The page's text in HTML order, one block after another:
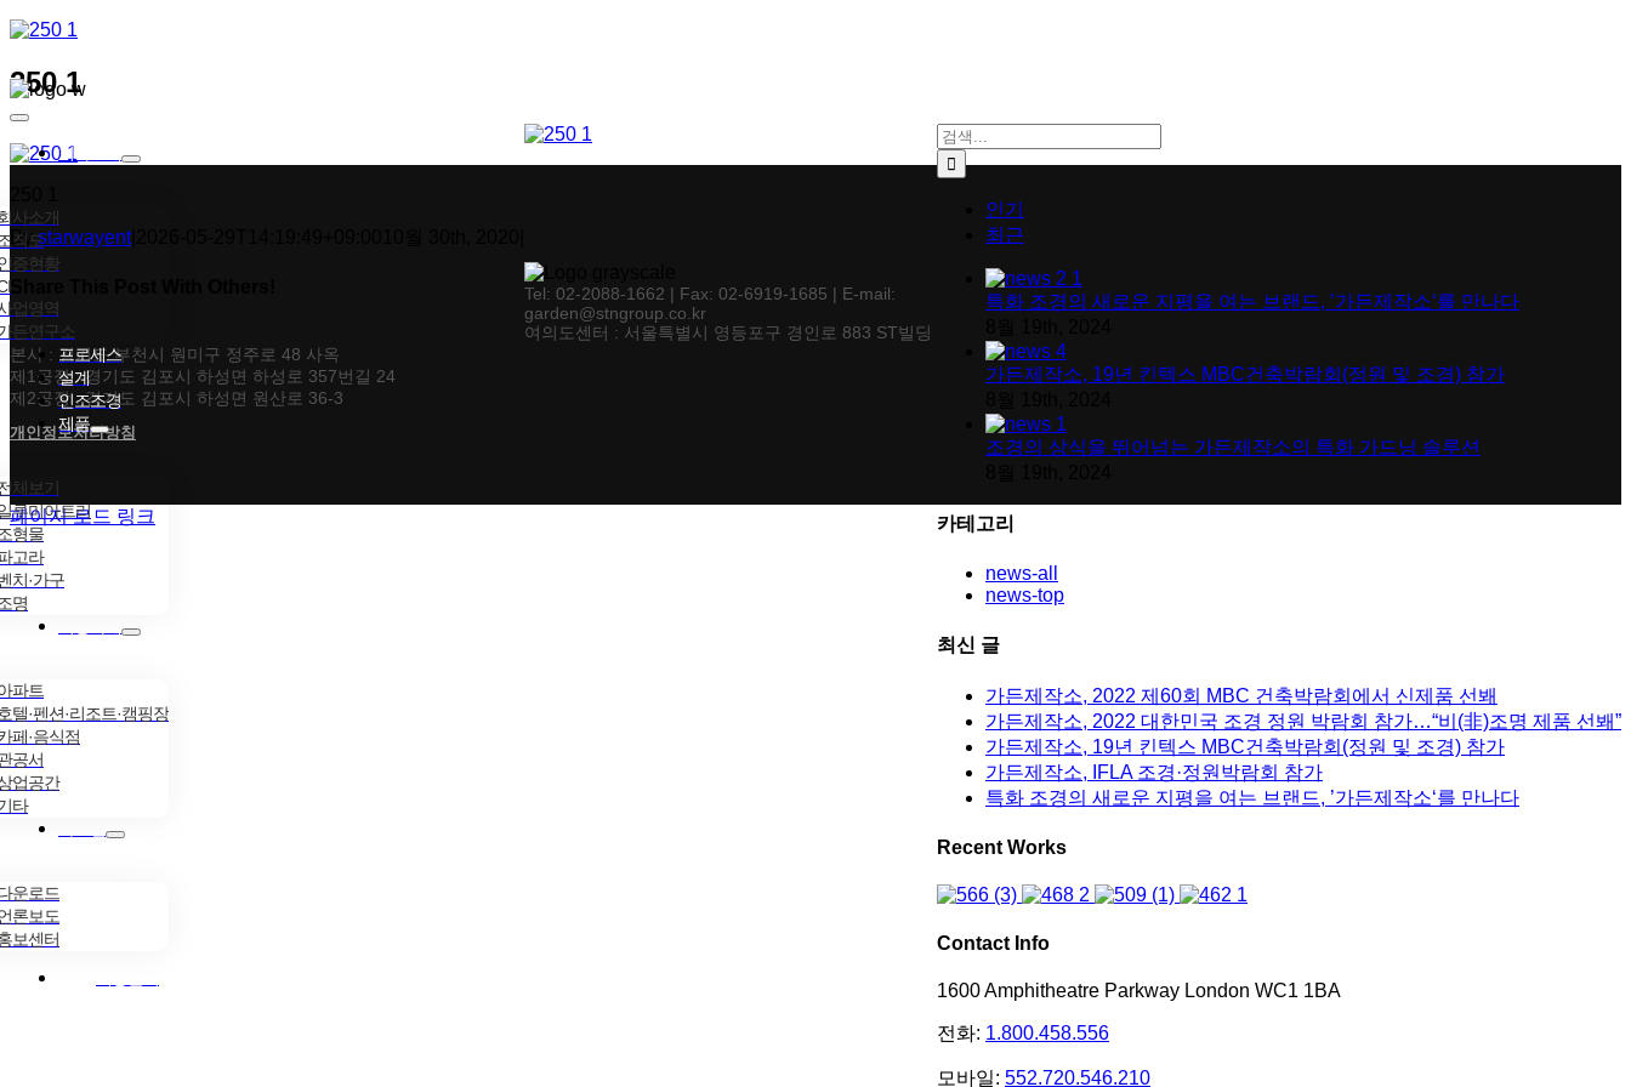
콘텐츠로
Toggle
Navigation회사소개
사소개
직도
증현황
업영역
든연구소
프로세스
설계
인조조경
제품
체보기
루미아트리
형물
고라
치·가구
명
파트
텔·펜션·리조트·캠핑장
페·음식점
공서
업공간
타
운로드
론보도
보센터
250 1
Bystarwayent|
Facebook
X
Tumblr
Pinterest
이메일
검색:
인기
최근
특화 조경의 새로운 지평을 여는 브랜드, ’가든제작소‘를 만나다
가든제작소, 19년 킨텍스 MBC건축박람회(정원 및 조경) 참가
조경의 상식을 뛰어넘는 가든제작소의 특화 가드닝 솔루션
카테고리
news-all
news-top
최신 글
가든제작소, 2022 제60회 MBC 건축박람회에서 신제품 선봬
가든제작소, 2022 대한민국 조경 정원 박람회 참가…“비(非)조명 제품 선봬”
가든제작소, 19년 킨텍스 MBC건축박람회(정원 및 조경) 참가
가든제작소, IFLA 조경·정원박람회 참가
특화 조경의 새로운 지평을 여는 브랜드, ’가든제작소‘를 만나다
Recent Works
Contact Info
1600 Amphitheatre Parkway London WC1 1BA
전화: 1.800.458.556
모바일: 552.720.546.210
Tel: 02-2088-1662 | Fax: 02-6919-1685 | E-mail:
garden@stngroup.co.kr
여의도센터 : 서울특별시 영등포구 경인로 883 ST빌딩
본사 : 경기도 부천시 원미구 정주로 48 사옥
제1공장 : 경기도 김포시 하성면 하성로 357번길 24
제2공장 : 경기도 김포시 하성면 원산로 36-3
개인정보처리방침
페이지 로드 링크